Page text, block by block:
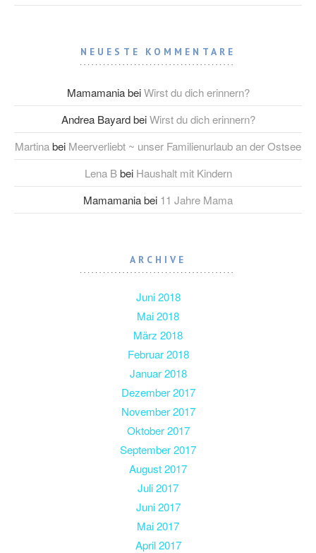
NEUESTE KOMMENTARE
MamamaniabeiWirst du dich erinnern?
Andrea BayardbeiWirst du dich erinnern?
Martinabei Meerverliebt ~ unser Familienurlaub an der Ostsee
Lena Bbei Haushalt mit Kindern
Mamamaniabei 11 Jahre Mama
ARCHIVE
Juni 2018
Mai 2018
März 2018
Februar 2018
Januar 2018
Dezember 2017
November 2017
Oktober 2017
September 2017
August 2017
Juli 2017
Juni 2017
Mai 2017
April 2017